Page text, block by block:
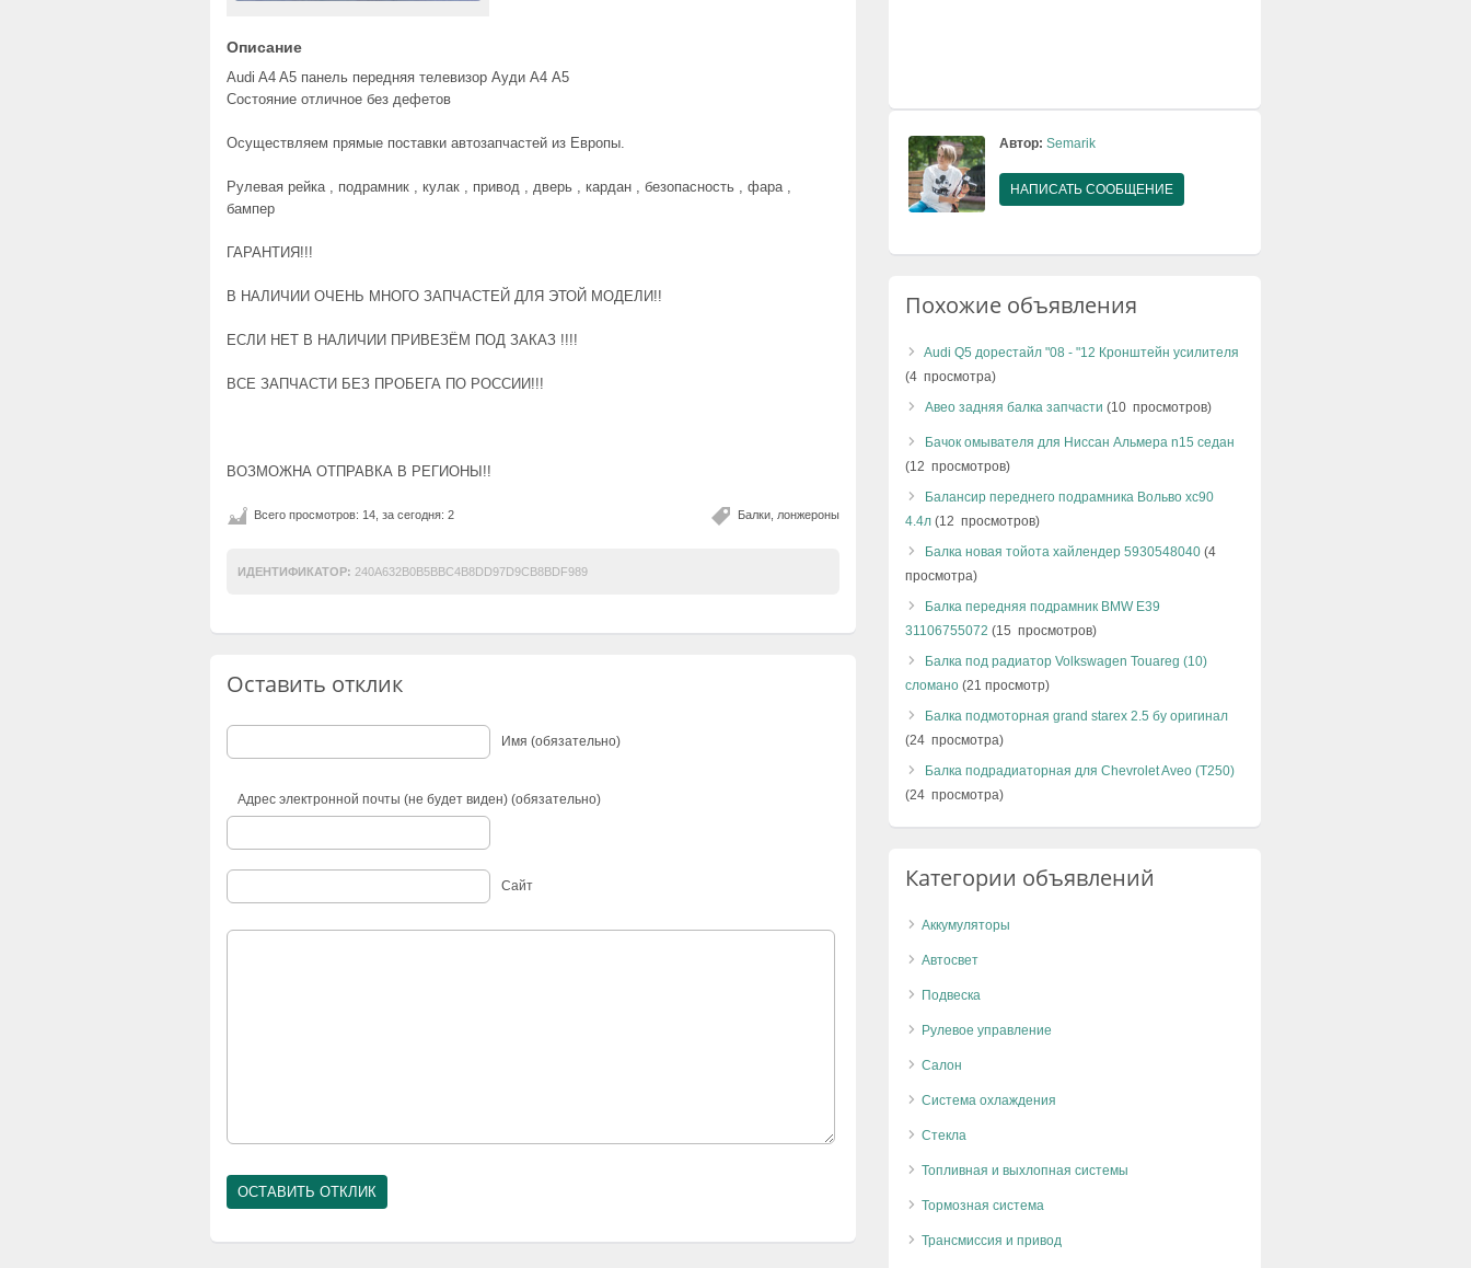
Описание
Audi A4 A5 панель передняя телевизор Ауди А4 А5
Состояние отличное без дефетов
Осуществляем прямые поставки автозапчастей из Европы.
Рулевая рейка , подрамник , кулак , привод , дверь , кардан , безопасность , фара ,
бампер
ГАРАНТИЯ!!!
В НАЛИЧИИ ОЧЕНЬ МНОГО ЗАПЧАСТЕЙ ДЛЯ ЭТОЙ МОДЕЛИ!!
ЕСЛИ НЕТ В НАЛИЧИИ ПРИВЕЗЁМ ПОД ЗАКАЗ !!!!
ВСЕ ЗАПЧАСТИ БЕЗ ПРОБЕГА ПО РОССИИ!!!
ВОЗМОЖНА ОТПРАВКА В РЕГИОНЫ!!
Балки, лонжероны
Всего просмотров: 14, за сегодня: 2
ИДЕНТИФИКАТОР: 240A632B0B5BBC4B8DD97D9CB8BDF989
Оставить отклик
Имя (обязательно)
Адрес электронной почты (не будет виден) (обязательно)
Сайт
Автор: Semarik
НАПИСАТЬ СООБЩЕНИЕ
Похожие объявления
Audi Q5 дорестайл "08 - "12 Кронштейн усилителя
(4 просмотра)
Авео задняя балка запчасти (10 просмотров)
Бачок омывателя для Ниссан Альмера n15 седан
(12 просмотров)
Балансир переднего подрамника Вольво хс90
4.4л (12 просмотров)
Балка новая тойота хайлендер 5930548040 (4
просмотра)
Балка передняя подрамник BMW E39
31106755072 (15 просмотров)
Балка под радиатор Volkswagen Touareg (10)
сломано (21 просмотр)
Балка подмоторная grand starex 2.5 бу оригинал
(24 просмотра)
Балка подрадиаторная для Chevrolet Aveo (T250)
(24 просмотра)
Категории объявлений
Аккумуляторы
Автосвет
Подвеска
Рулевое управление
Салон
Система охлаждения
Стекла
Топливная и выхлопная системы
Тормозная система
Трансмиссия и привод